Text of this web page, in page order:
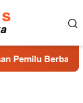
Berbasis